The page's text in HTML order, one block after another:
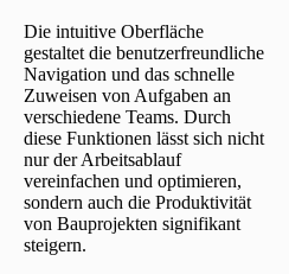
Die intuitive Oberfläche
gestaltet die benutzerfreundliche
Navigation und das schnelle
Zuweisen von Aufgaben an
verschiedene Teams. Durch
diese Funktionen lässt sich nicht
nur der Arbeitsablauf
vereinfachen und optimieren,
sondern auch die Produktivität
von Bauprojekten signifikant
steigern.